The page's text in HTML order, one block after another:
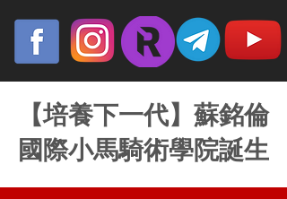
【培養下一代】蘇銘倫
國際小馬騎術學院誕生